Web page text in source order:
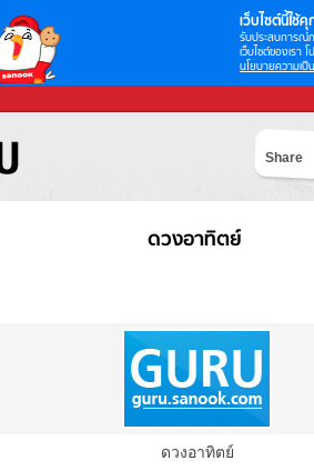
เว็บไซต์นี้ใช้คุ
รับประสบการณ์
เว็บไซต์ของเรา
นโยบายความเป็
Share
ดวงอาทิตย์
ดวงอาทิตย์